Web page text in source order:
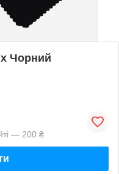
Чорний
— 200 ₴